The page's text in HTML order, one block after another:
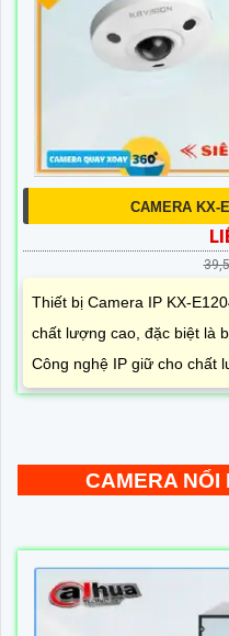
CAMERA KX-
Thiết bị Camera IP KX-
chất lượng cao, đặc biệt là
Công nghệ IP giữ cho chất
CAMERA NỔI